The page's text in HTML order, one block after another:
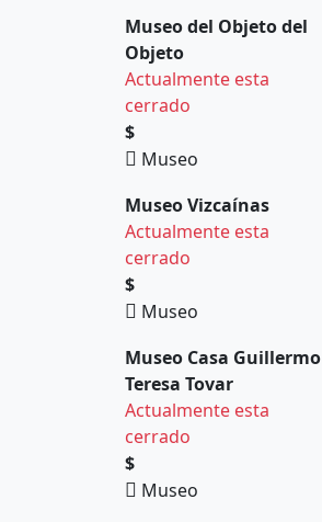
Museo del Objeto del
Objeto
Actualmente esta
cerrado
$
Museo
Museo Vizcaínas
Actualmente esta
cerrado
$
Museo
Museo Casa Guillermo
Teresa Tovar
Actualmente esta
cerrado
$
Museo